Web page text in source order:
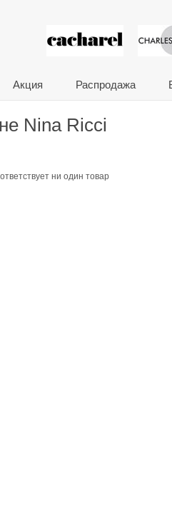
VIP
Акция Распродажа
Nina Ricci
ни один товар